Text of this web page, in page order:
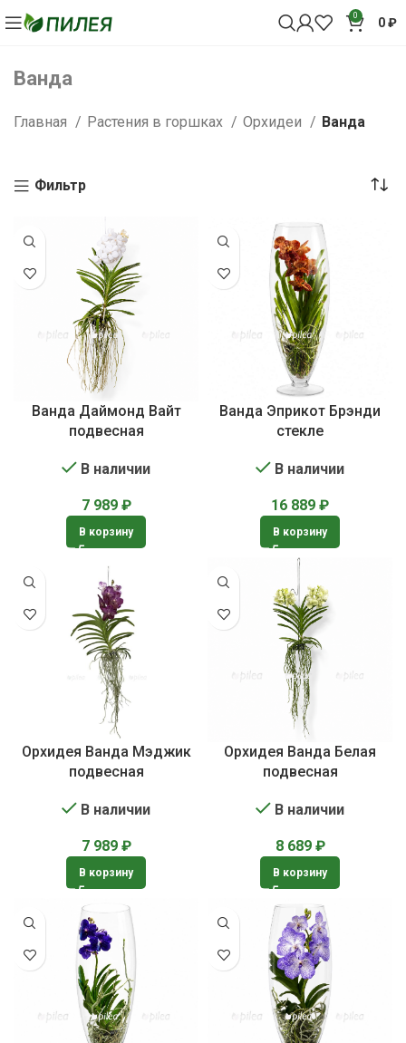
0 0₽
Ванда
Главная Растения в горшках Орхидеи Ванда
Фильтр
Ванда Даймонд Вайт
подвесная
В наличии
7 989 ₽
В корзину
Ванда Эприкот Брэнди
стекле
В наличии
16 889 ₽
В корзину
Орхидея Ванда Мэджик
подвесная
В наличии
7 989 ₽
В корзину
Орхидея Ванда Белая
подвесная
В наличии
8 689 ₽
В корзину